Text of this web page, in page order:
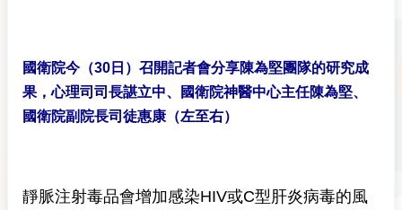
國衛院今（30日）召開記者會分享陳為堅團隊的研究成
果，心理司司長諶立中、國衛院神醫中心主任陳為堅、
國衛院副院長司徒惠康（左至右）
靜脈注射毒品會增加感染HIV或C型肝炎病毒的風